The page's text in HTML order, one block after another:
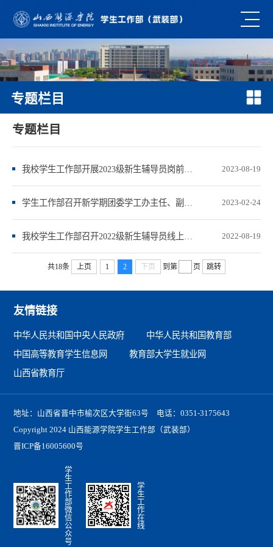
专题栏目
专题栏目
我校学生工作部开展2023级新生辅导员岗前培训工作 2023-08-19
学生工作部召开新学期团委学工办主任、副主任工作会议 2023-02-24
我校学生工作部召开2022级新生辅导员线上培训会议 2022-08-19
共18条 上页 1 2 下页 到第 页 跳转
友情链接
中华人民共和国中央人民政府
中华人民共和国教育部
中国高等教育学生信息网
教育部大学生就业网
山西省教育厅
地址：山西省晋中市榆次区大学街63号 电话：0351-3175643
Copyright 2024 山西能源学院学生工作部（武装部）
晋ICP备16005600号
学生工作部微信公众号 学生工作在线